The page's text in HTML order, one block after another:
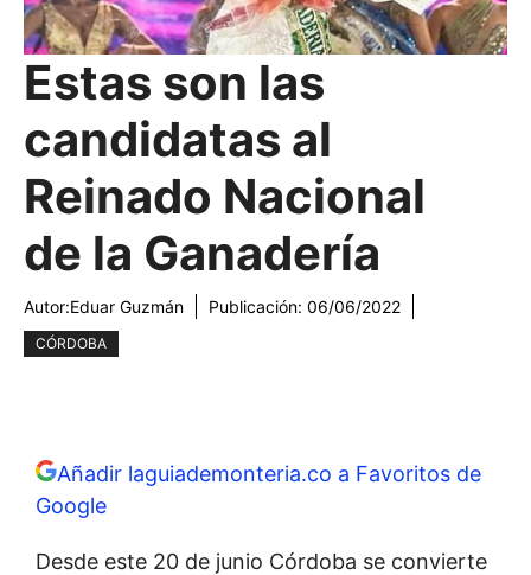
Estas son las
candidatas al
Reinado Nacional
de la Ganadería
Autor:Eduar Guzmán Publicación: 06/06/2022
CÓRDOBA
Añadir laguiademonteria.co a Favoritos de
Google
Desde este 20 de junio Córdoba se convierte